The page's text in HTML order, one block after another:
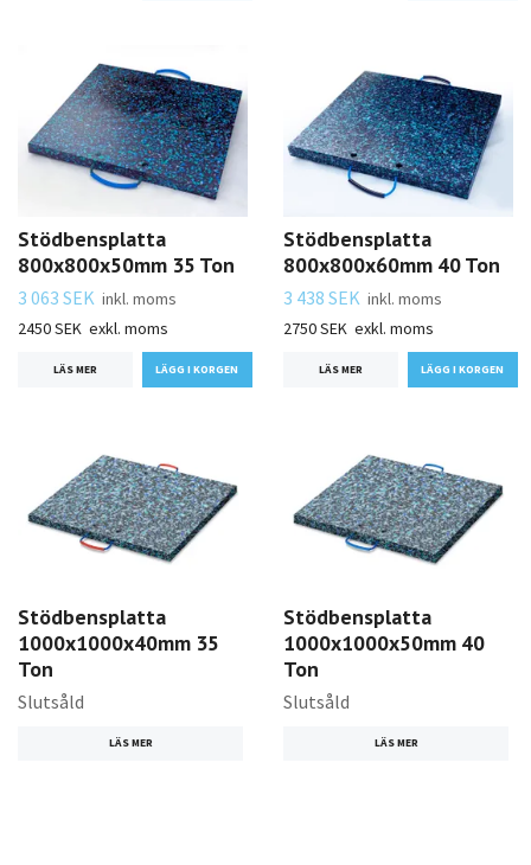
Stödbensplatta
800x800x50mm 35 Ton
3 063 SEK inkl. moms
2450 SEK exkl. moms
LÄS MER
Stödbensplatta
800x800x60mm 40 Ton
3 438 SEK inkl. moms
2750 SEK exkl. moms
LÄS MER
Stödbensplatta
1000x1000x40mm 35
Ton
Slutsåld
LÄS MER
Stödbensplatta
1000x1000x50mm 40
Ton
Slutsåld
LÄS MER